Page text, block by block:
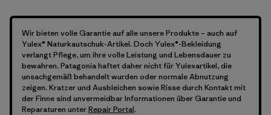
Wir bieten volle Garantie auf alle unsere Produkte – auch auf
Yulex® Naturkautschuk-Artikel. Doch Yulex®-Bekleidung
verlangt Pflege, um ihre volle Leistung und Lebensdauer zu
bewahren. Patagonia haftet daher nicht für Yulexartikel, die
unsachgemäß behandelt wurden oder normale Abnutzung
zeigen. Kratzer und Ausbleichen sowie Risse durch Kontakt mit
der Finne sind unvermeidbar Informationen über Garantie und
Reparaturen unterRepair Portal.